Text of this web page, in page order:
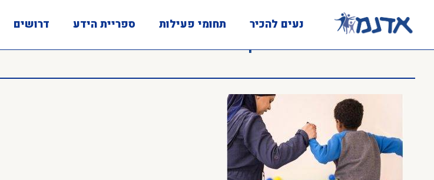
נעים להכיר תחומי פעילות ספריית הידע דרושים
גננת ותלמיד משחקים בבריכת כדורים